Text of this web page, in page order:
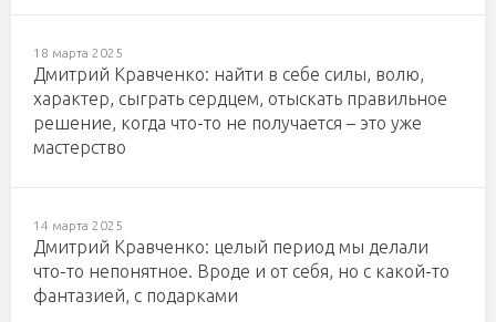
18 марта 2025
Дмитрий Кравченко: найти в себе силы, волю,
характер, сыграть сердцем, отыскать правильное
решение, когда что-то не получается – это уже
мастерство
14 марта 2025
Дмитрий Кравченко: целый период мы делали
что-то непонятное. Вроде и от себя, но с какой-то
фантазией, с подарками